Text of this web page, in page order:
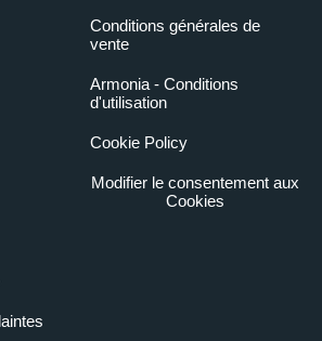
Conditions générales de
vente
Armonia - Conditions
d'utilisation
Cookie Policy
Modifier le consentement aux
Cookies